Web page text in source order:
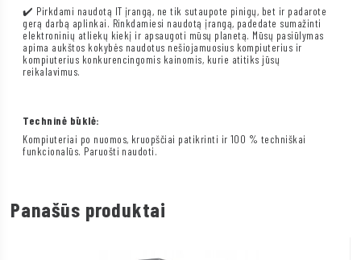
✔️ Pirkdami naudotą IT įrangą, ne tik sutaupote pinigų, bet ir padarote
gerą darbą aplinkai. Rinkdamiesi naudotą įrangą, padedate sumažinti
elektroninių atliekų kiekį ir apsaugoti mūsų planetą. Mūsų pasiūlymas
apima aukštos kokybės naudotus nešiojamuosius kompiuterius ir
kompiuterius konkurencingomis kainomis, kurie atitiks jūsų
reikalavimus.
Techninė būklė:
Kompiuteriai po nuomos, kruopščiai patikrinti ir 100 % techniškai
funkcionalūs. Paruošti naudoti.
Panašūs produktai